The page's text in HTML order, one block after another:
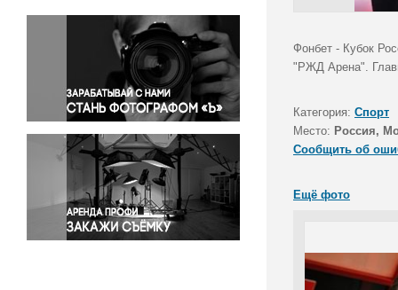
Окружающая среда
Политика
Правосудие
Происшествия и конфликты
Религия
Светская жизнь
Спорт
Экология
Экономика и бизнес
Фонбет - Кубок
"РЖД Арена".
Категория: Спорт
Место: Россия,
Сообщить об
Ещё фото